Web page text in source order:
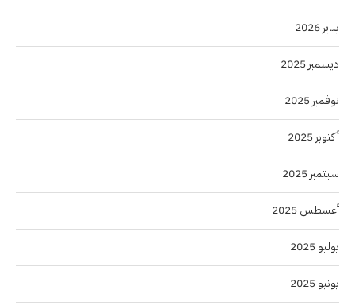
يناير 2026
ديسمبر 2025
نوفمبر 2025
أكتوبر 2025
سبتمبر 2025
أغسطس 2025
يوليو 2025
يونيو 2025